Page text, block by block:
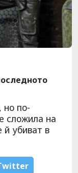
но по-
сложила на
й убиват в